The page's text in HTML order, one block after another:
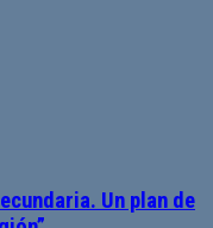
Un plan de